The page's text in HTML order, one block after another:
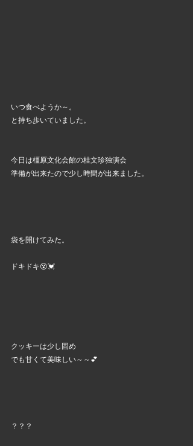
いつ食べようか～。
と持ち歩いていました。
今日は橿原文化会館の桂文珍独演会
準備が出来たので少し時間が出来ました。
袋を開けてみた。
ドキドキ😵💓
クッキーは少し固め
でも甘くて美味しい～～💕
？？？